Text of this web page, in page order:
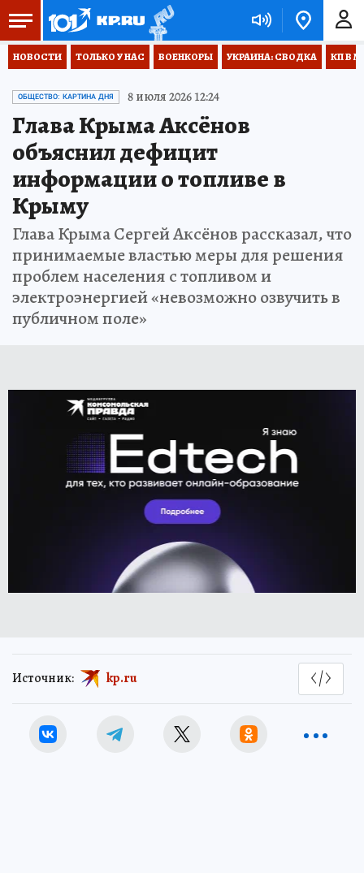
НОВОСТИ ТОЛЬКО У НАС ВОЕНКОРЫ УКРАИНА: СВОДКА КП В
ОБЩЕСТВО: КАРТИНА ДНЯ 8 июля 2026 12:24
Глава Крыма Аксёнов
объяснил дефицит
информации о топливе в
Крыму
Глава Крыма Сергей Аксёнов рассказал, что
принимаемые властью меры для решения
проблем населения с топливом и
электроэнергией «невозможно озвучить в
публичном поле»
Источник: kp.ru